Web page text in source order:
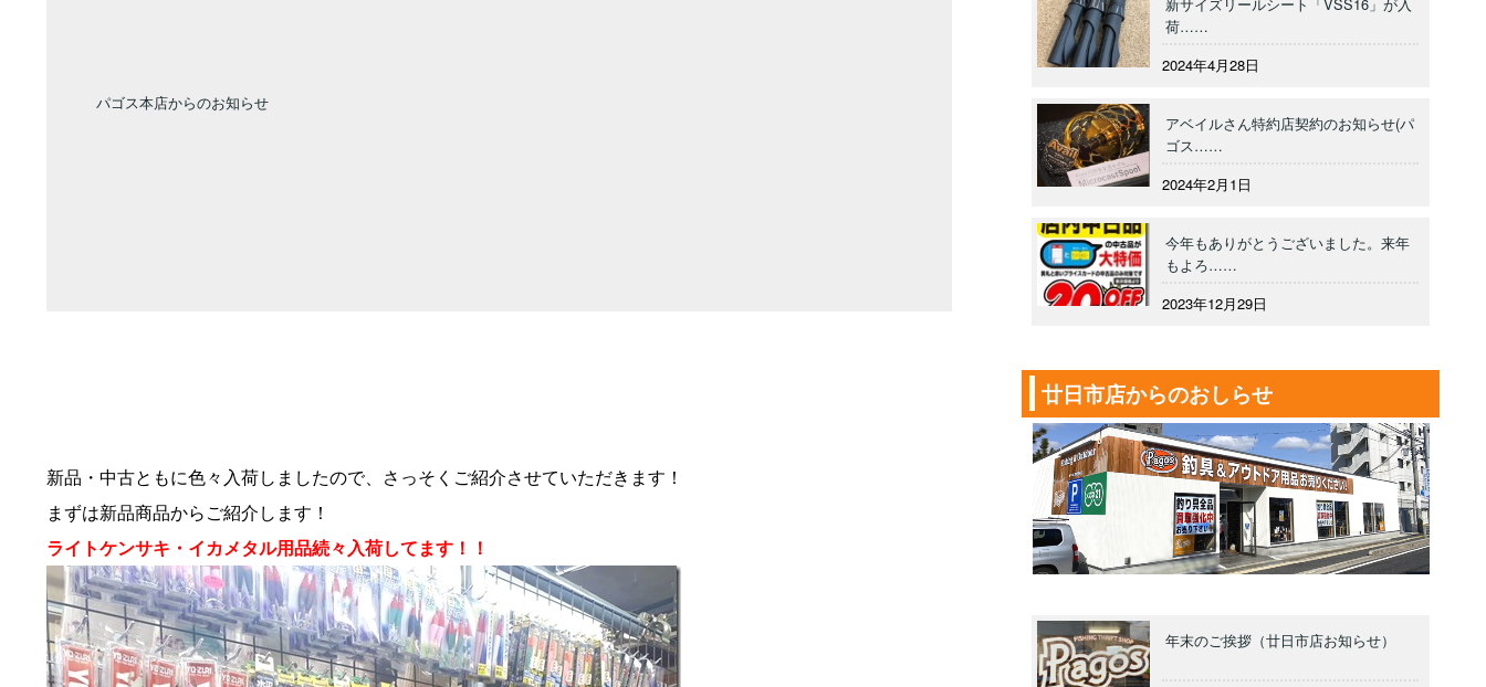
パゴス本店からのお知らせ
新品・中古ともに色々入荷しましたので、さっそくご紹介させていただきます！
まずは新品商品からご紹介します！
ライトケンサキ・イカメタル用品続々入荷してます！！
荷……
2024年4月28日
アベイルさん特約店契約のお知らせ(パ
ゴス……
2024年2月1日
今年もありがとうございました。来年
もよろ……
2023年12月29日
廿日市店からのおしらせ
年末のご挨拶（廿日市店お知らせ）